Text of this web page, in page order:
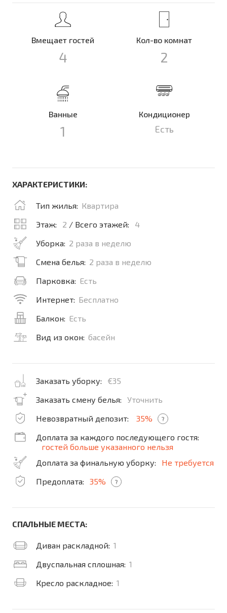
Вмещает гостей
4
Кол-во комнат
2
Ванные
1
Кондиционер
Есть
ХАРАКТЕРИСТИКИ:
Тип жилья: Квартира
Этаж:
2 / Всего этажей:
4
Уборка: 2 раза в неделю
Смена белья: 2 раза в неделю
Парковка: Есть
Интернет: Бесплатно
Балкон: Есть
Вид из окон: басейн
Заказать уборку:
€35
Заказать смену белья:
Уточнить
Невозвратный депозит:
35% ?
Доплата за каждого последующего гостя:
гостей больше указанного нельзя
Доплата за финальную уборку:
Не требуется
Предоплата:
35% ?
СПАЛЬНЫЕ МЕСТА:
Диван раскладной: 1
Двуспальная сплошная: 1
Кресло раскладное: 1